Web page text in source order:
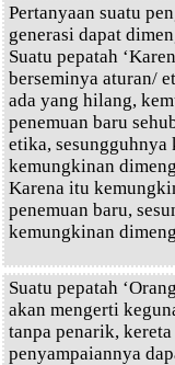
Pertanyaan suatu
generasi dapat
Suatu pepatah
berseminya aturan/
ada yang hilang,
penemuan baru
etika,
kemungkinan
Karena itu
penemuan baru,
kemungkinan
Suatu pepatah
akan mengerti
tanpa penarik,
penyampaiannya